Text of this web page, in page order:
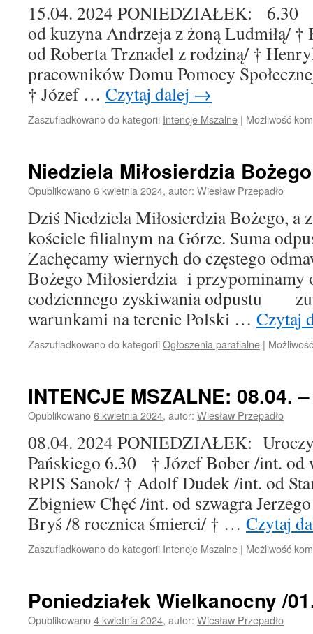
15.04. 2024 PONIEDZIAŁEK: 6.30
od kuzyna Andrzeja z żoną Ludmiłą/
od Roberta Trznadel z rodziną/ †
pracowników Domu Pomocy
† Józef … Czytaj dalej →
Zaszufladkowano do kategorii Intencje Mszalne | Możliwość
Niedziela Miłosierdzia
Opublikowano6 kwietnia 2024, autor: Wiesław Przepadło
Dziś Niedziela Miłosierdzia Bożego, a
kościele filialnym na Górze. Suma
Zachęcamy wiernych do częstego
Bożego Miłosierdzia i przypominamy
codziennego zyskiwania odpustu
warunkami na terenie Polski … Czytaj
Zaszufladkowano do kategoriiOgłoszenia parafialne |
INTENCJE MSZALNE: 08.04.
Opublikowano6 kwietnia 2024, autor: Wiesław Przepadło
08.04. 2024 PONIEDZIAŁEK:
Pańskiego 6.30 † Józef Bober /int. od
RPIS Sanok/ † Adolf Dudek /int. od
Zbigniew Chęć /int. od szwagra
Bryś /8 rocznica śmierci/ † … Czytaj
Zaszufladkowano do kategorii Intencje Mszalne | Możliwość
Poniedziałek Wielkanocny /
Opublikowano4 kwietnia 2024, autor: Wiesław Przepadło